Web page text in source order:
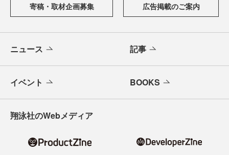
寄稿・取材企画募集 広告掲載のご案内
ニュース 記事
イベント BOOKS
翔泳社のWebメディア